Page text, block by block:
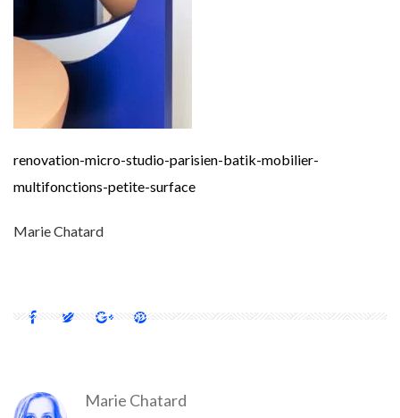
renovation-micro-studio-parisien-batik-mobilier-
multifonctions-petite-surface
Marie Chatard
Marie Chatard